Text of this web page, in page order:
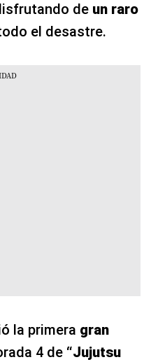
de un raro
el desastre.
la primera gran
4 de “Jujutsu